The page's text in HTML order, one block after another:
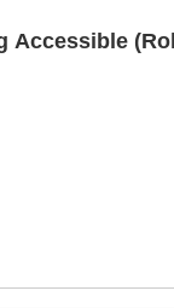
Accessible